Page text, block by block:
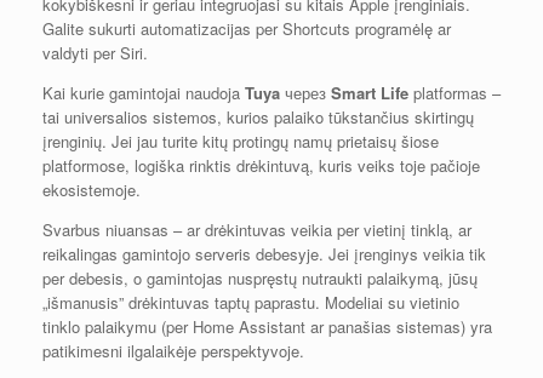
Galite sukurti automatizacijas per Shortcuts programėlę ar
valdyti per Siri.
Kai kurie gamintojai naudoja Tuya через Smart Life platformas –
tai universalios sistemos, kurios palaiko tūkstančius skirtingų
įrenginių. Jei jau turite kitų protingų namų prietaisų šiose
platformose, logiška rinktis drėkintuvą, kuris veiks toje pačioje
ekosistemoje.
Svarbus niuansas – ar drėkintuvas veikia per vietinį tinklą, ar
reikalingas gamintojo serveris debesyje. Jei įrenginys veikia tik
per debesis, o gamintojas nuspręstų nutraukti palaikymą, jūsų
„išmanusis” drėkintuvas taptų paprastu. Modeliai su vietinio
tinklo palaikymu (per Home Assistant ar panašias sistemas) yra
patikimesni ilgalaikėje perspektyvoje.